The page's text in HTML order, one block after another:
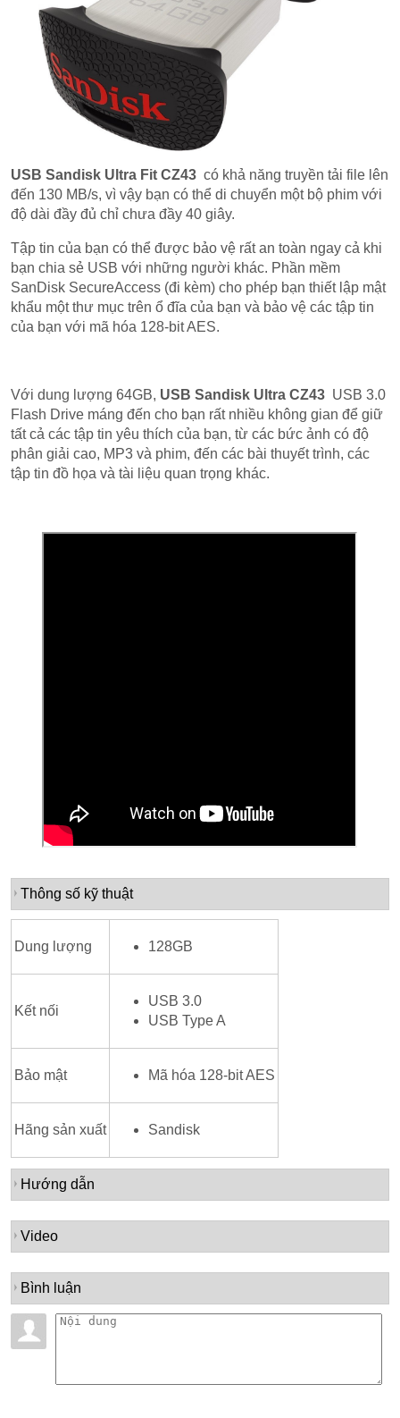
USB Sandisk Ultra Fit CZ43 có khả năng truyền tải file lên
đến 130 MB/s, vì vậy bạn có thể di chuyển một bộ phim với
độ dài đầy đủ chỉ chưa đầy 40 giây.
Tập tin của bạn có thể được bảo vệ rất an toàn ngay cả khi
bạn chia sẻ USB với những người khác. Phần mềm
SanDisk SecureAccess (đi kèm) cho phép bạn thiết lập mật
khẩu một thư mục trên ổ đĩa của bạn và bảo vệ các tập tin
của bạn với mã hóa 128-bit AES.
Với dung lượng 64GB, USB Sandisk Ultra CZ43 USB 3.0
Flash Drive máng đến cho bạn rất nhiều không gian để giữ
tất cả các tập tin yêu thích của bạn, từ các bức ảnh có độ
phân giải cao, MP3 và phim, đến các bài thuyết trình, các
tập tin đồ họa và tài liệu quan trọng khác.
Thông số kỹ thuật
Dung lượng 128GB
Kết nối
USB 3.0
USB Type A
Bảo mật Mã hóa 128-bit AES
Hãng sản xuất Sandisk
Hướng dẫn
Video
Bình luận